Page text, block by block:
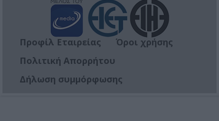
Προφίλ Εταιρείας
Όροι χρήσης
Πολιτική Απορρήτου
Δήλωση συμμόρφωσης